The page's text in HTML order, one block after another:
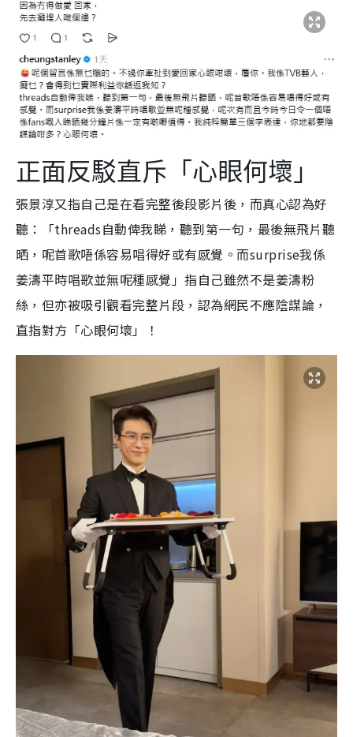
正面反駁直斥「心眼何壞」
張景淳又指自己是在看完整後段影片後，而真心認為好
聽：「threads自動俾我睇，聽到第一句，最後無飛片聽
晒，呢首歌唔係容易唱得好或有感覺。而surprise我係
姜濤平時唱歌並無呢種感覺」指自己雖然不是姜濤粉
絲，但亦被吸引觀看完整片段，認為網民不應陰謀論，
直指對方「心眼何壞」！